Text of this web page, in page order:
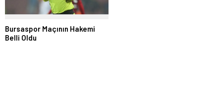
Bursaspor Maçının Hakemi
Belli Oldu